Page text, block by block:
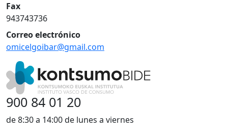
Fax
943743736
Correo electrónico
omicelgoibar@gmail.com
900 84 01 20
de 8:30 a 14:00 de lunes a viernes